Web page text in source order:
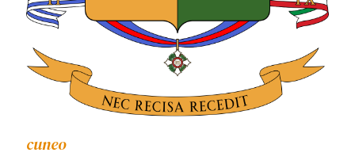
cuneo